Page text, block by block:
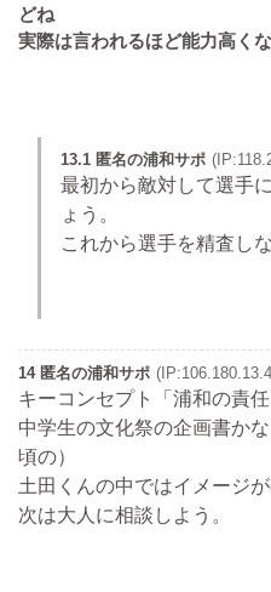
どね
実際は言われるほど能力高く
13.1 匿名の浦和サポ
最初から敵対して選手
ょう。
これから選手を精査し
14 匿名の浦和サポ
キーコンセプト「浦和の責
中学生の文化祭の企画書か
頃の）
土田くんの中ではイメージ
次は大人に相談しよう。